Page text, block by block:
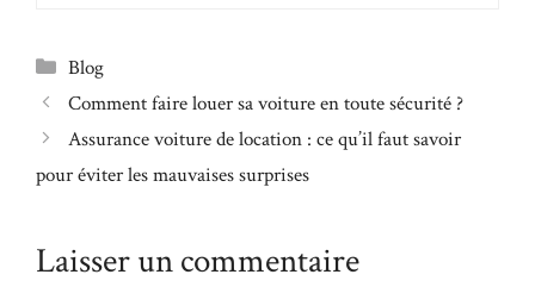
Catégories
Blog
Comment faire louer sa voiture en toute sécurité ?
Assurance voiture de location : ce qu’il faut savoir
pour éviter les mauvaises surprises
Laisser un commentaire